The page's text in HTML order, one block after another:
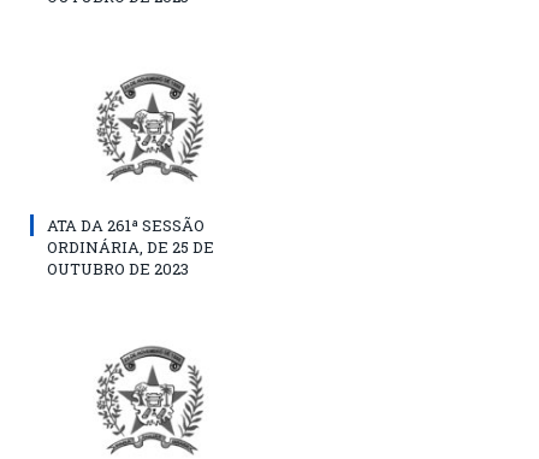
ATA DA 261ª SESSÃO
ORDINÁRIA, DE 25 DE
OUTUBRO DE 2023